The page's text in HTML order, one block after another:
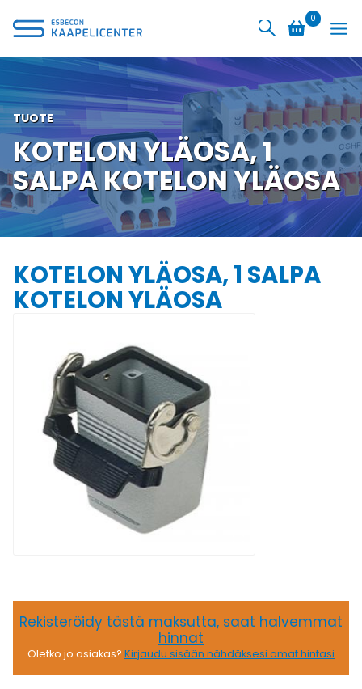
sisältöön
0
TUOTE
KOTELON YLÄOSA, 1
SALPA KOTELON YLÄOSA
KOTELON YLÄOSA, 1 SALPA
KOTELON YLÄOSA
Rekisteröidy tästä maksutta, saat halvemmat
hinnat
Oletko jo asiakas? Kirjaudu sisään nähdäksesi omat hintasi